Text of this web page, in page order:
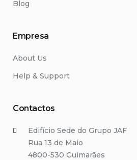
Blog
Empresa
About Us
Help & Support
Contactos
Edifício Sede do Grupo JAF
Rua 13 de Maio
4800-530 Guimarães